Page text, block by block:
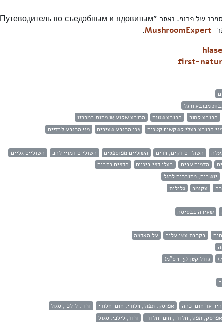
בתאור השתמשנו במידע מתוך ספרו של פרופ. ואסר "Путеводитель по съедобным и ядовитым
MushroomExpert
.
first-
מכובע ורגל
הכובע קמור הכובע שטוח
הכובע שקוע או פחוס במרכזו
פני הכובע בעלי קשקשים קטנים פני הכובע שעירים
פני הכובע לבדיים
השוליים דקים, חדים השוליים מפוספסים השוליים דמויי להב
השוליים גליים
הדפים עבים בעלי דפי ביניים
הדפים רחבים
יושבים, מחוברים לרגל
עקומה
גלילית
שעירה בבסיסה
בקרבת עצי עלים
על האדמה
גודל קטן (1-5 ס"מ)
עד חום-כהה אפרסק, תפוז, חלודי, חום-חלודי
ורוד, לילכי, סגול
אפרסק, תפוז, חלודי, חום-חלודי
ורוד, לילכי, סגול